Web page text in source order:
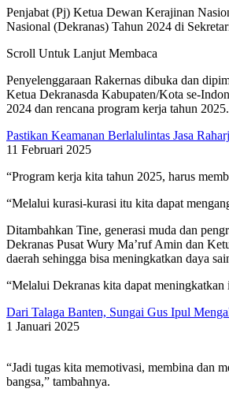
Penjabat (Pj) Ketua Dewan Kerajinan
Nasional (Dekranas) Tahun 2024 di
Scroll Untuk Lanjut Membaca
Penyelenggaraan Rakernas dibuka dan
Ketua Dekranasda Kabupaten/Kota se-
2024 dan rencana program kerja tahun 2025.
Pastikan Keamanan Berlalulintas Jasa
11 Februari 2025
“Program kerja kita tahun 2025, harus
“Melalui kurasi-kurasi itu kita dapat
Ditambahkan Tine, generasi muda dan
Dekranas Pusat Wury Ma’ruf Amin dan
daerah sehingga bisa meningkatkan daya
“Melalui Dekranas kita dapat
Dari Talaga Banten, Sungai Gus Ipul
1 Januari 2025
“Jadi tugas kita memotivasi, membina dan
bangsa,” tambahnya.